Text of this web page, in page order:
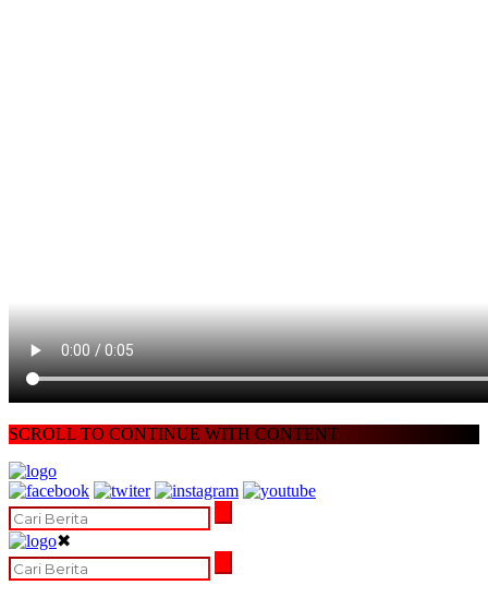
SCROLL TO CONTINUE WITH CONTENT
✖